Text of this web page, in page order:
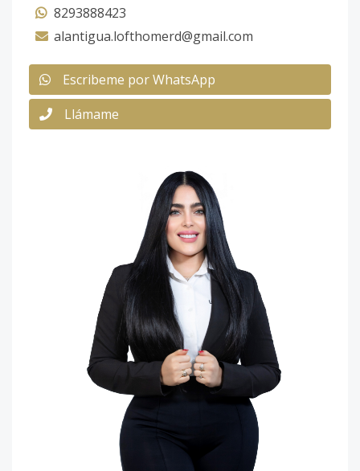
8293888423
alantigua.lofthomerd@gmail.com
Escribeme por WhatsApp
Llámame